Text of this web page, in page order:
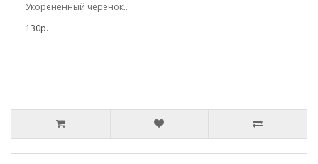
Укорененный черенок..
130р.